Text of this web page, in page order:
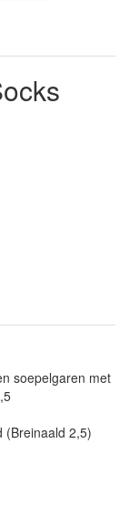
soepelgaren met
(Breinaald 2,5)